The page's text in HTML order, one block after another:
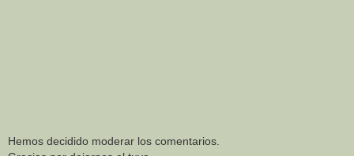
Hemos decidido moderar los comentarios.